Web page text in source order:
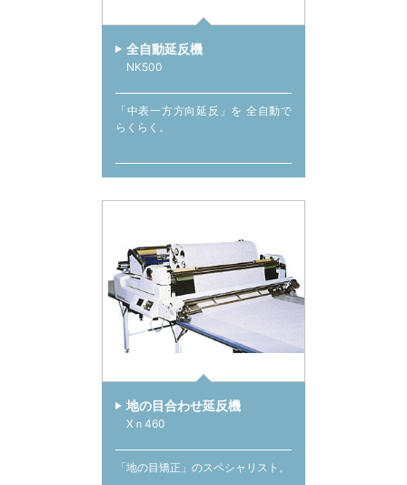
全自動延反機
NK500
「中表一方方向延反」を 全自動で
らくらく。
地の目合わせ延反機
Xｎ460
「地の目矯正」のスペシャリスト。